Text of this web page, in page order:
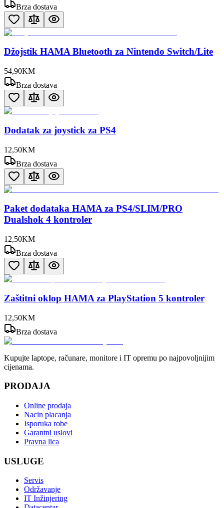
Brza dostava
Džojstik HAMA Bluetooth za Nintendo Switch/Lite
54,90KM
Brza dostava
Dodatak za joystick za PS4
12,50KM
Brza dostava
Paket dodataka HAMA za PS4/SLIM/PRO
Dualshok 4 kontroler
12,50KM
Brza dostava
Zaštitni oklop HAMA za PlayStation 5 kontroler
12,50KM
Brza dostava
Kupujte laptope, računare, monitore i IT opremu po najpovoljnijim
cijenama.
PRODAJA
Online prodaja
Nacin placanja
Isporuka robe
Garantni uslovi
Pravna lica
USLUGE
Servis
Održavanje
IT Inžinjering